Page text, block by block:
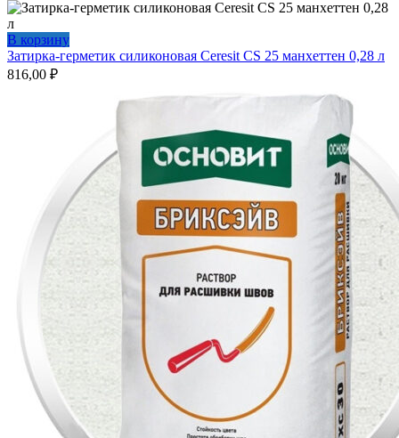
В корзину
Затирка-герметик силиконовая Ceresit CS 25 манхеттен 0,28 л
816,00 ₽